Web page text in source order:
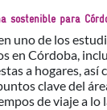
sostenible para
uno de los
en Córdoba,
a hogares,
clave del
de viaje a lo